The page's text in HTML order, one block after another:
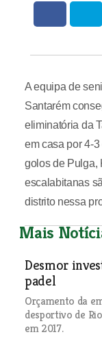
A equipa de
Santarém
eliminatória da
em casa por 4-
golos de Pulga,
escalabitanas
distrito nessa
Mais
Desmor
padel
Orçamento da
desportivo de
em 2017.